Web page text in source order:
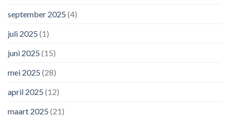
september 2025 (4)
juli 2025 (1)
juni 2025 (15)
mei 2025 (28)
april 2025 (12)
maart 2025 (21)